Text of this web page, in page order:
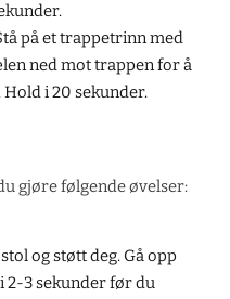
på et trappetrinn med
ned mot trappen for å
i 20 sekunder.
gjøre følgende øvelser:
og støtt deg. Gå opp
2-3 sekunder før du